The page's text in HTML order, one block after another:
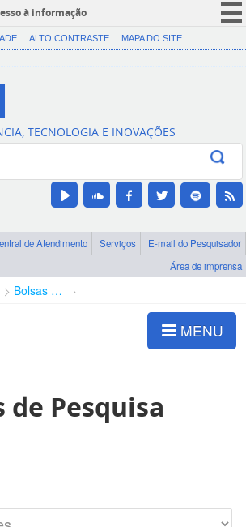
à informação
CORONAVÍRUS (COVID-19)
Canais
ALTO CONTRASTE MAPA DO SITE
TECNOLOGIA E INOVAÇÕES
de Atendimento Serviços
E-mail do Pesquisador
Área de imprensa
Bolsas e Auxílios Vigentes
MENU
de Pesquisa